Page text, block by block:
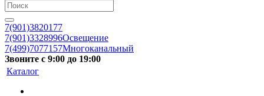
7(901)3820177
7(901)3328996Освещение
7(499)7077157Многоканальный
Звоните с 9:00 до 19:00
Каталог